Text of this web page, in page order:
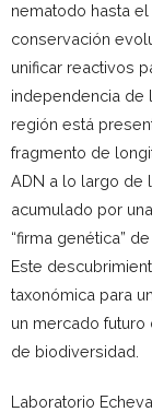
nematodo hasta
conservación
unificar reactivos
independencia de
región está
fragmento de
ADN a lo largo de
acumulado por
“firma genética”
Este
taxonómica para
un mercado
de biodiversidad.
Laboratorio